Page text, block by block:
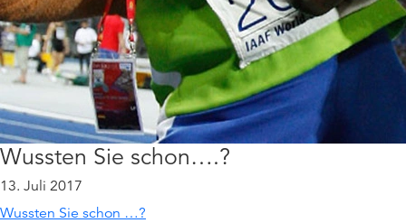
Wussten Sie schon….?
13. Juli 2017
Wussten Sie schon …?